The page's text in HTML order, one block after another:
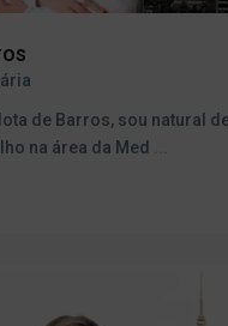
de Barros, sou natural
na área da Med